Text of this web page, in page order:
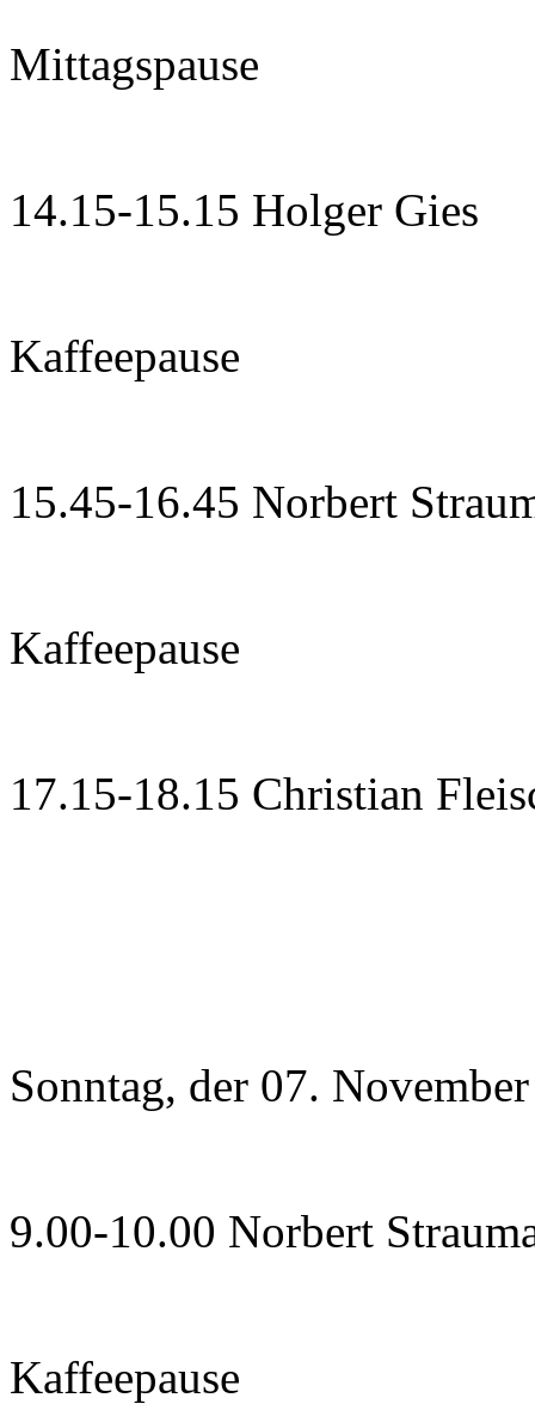
Mittagspause
14.15-15.15 Holger Gies
Kaffeepause
15.45-16.45 Norbert
Kaffeepause
17.15-18.15 Christian
Sonntag, der 07.
9.00-10.00 Norbert
Kaffeepause